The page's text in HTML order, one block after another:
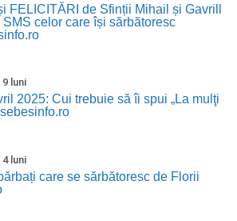
FELICITĂRI de Sfinții Mihail și Gavrill
celor care își sărbătoresc
luni
2025: Cui trebuie să îi spui „La mulţi
luni
care se sărbătoresc de Florii